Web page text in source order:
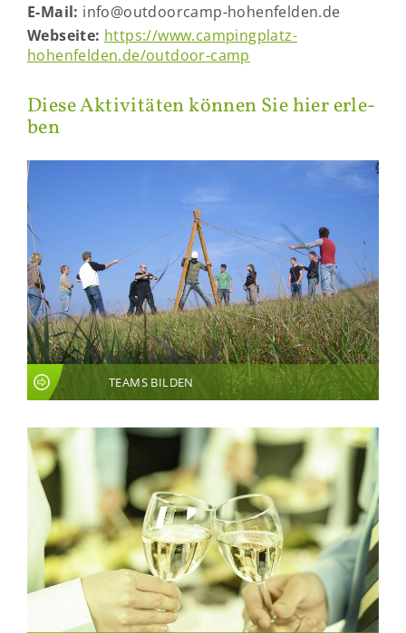
E-​Mail: info@outdoorcamp-​hohenfelden.de
Web­sei­te: https://www.campingplatz-​
hohenfelden.de/outdoor-​camp
Diese Ak­ti­vi­tä­ten kön­nen Sie hier er­le­
ben
TEAMS BILDEN